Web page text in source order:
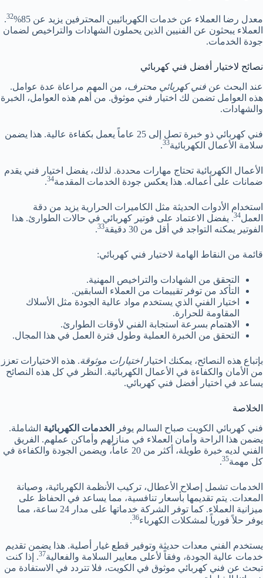
معدل رضا العملاء عن خدمات الكهربائيين المحترفين يزيد عن 85% 32
.
العملاء يبحثون عن الفنيين الذين يحملون الشهادات والتراخيص لضمان
جودة الخدمات.
نصائح لاختيار أفضل فني كهربائي
عند البحث عن فني كهربائي محترف، من المهم مراعاة عدة عوامل.
هذه العوامل تضمن لك اختيار فني موثوق. من أهم هذه العوامل، الخبرة
والشهادات.
فني كهربائي ذو خبرة تصل إلى 25 عاماً يعمل بكفاءة عالية. هذا يضمن
سلامة الأعمال الكهربائية33
.
الأعمال الكهربائية تحتاج مهارات محددة. لذلك، يفضل اختيار فني يقدم
ضمانات على أعماله. هذا يعكس جودة الخدمات المقدمة34
.
استخدام الأدوات الحديثة مثل الكاميرات الحرارية يزيد من دقة
العمل34. يفضل الاعتماد على فوتير كهربائي في حالات الطوارئ. هذا
الفوتير يمكنه التواجد في أقل من 30 دقيقة
33
.
قائمة من النقاط الهامة لاختيار فني كهربائي:
التحقق من الشهادات والتراخيص المهنية.
التأكد من توفر تقييمات من العملاء السابقين.
اختيار الفني الذي يستخدم مواد عالية الجودة مثل الأسلاك
المقاومة للحرارة.
الاهتمام بسرعة استجابة الفني لأوقات الطوارئ.
التحقق من الخبرة العملية وطول فترة العمل في هذا المجال.
بإتباع هذه النصائح، يمكنك اختياراختيارات موثوقة. هذه الاختيارات تعزز
من الأمان والكفاءة في الأعمال الكهربائية. النظر في كل هذه النصائح
يساعد في اختيار أفضل فني كهربائي.
الخلاصة
فني كهربائي الكويت صباح السالم يوفر
الخدمات الكهربائية الشاملة.
يضمن هذا الراحة وأمان العملاء في منازلهم وأماكن عملهم. الفريق
الفني لديه خبرة طويلة، أكثر من 20 عاماً، ويضمن الجودة والكفاءة في
كل مهمة35
.
الخدمات تشمل إصلاح الأعطال، تركيب الأنظمة الكهربائية، وصيانة
المعدات. يتم تقديمها بأسعار تنافسية، مما يساعد في الحفاظ على
ميزانية العملاء. كما توفر الشركة خدماتها على مدار 24 ساعة، مما
يوفر حلاً فورياً لمشكلات الكهرباء36
.
يستخدم الفني معدات حديثة وتوفير قطع غيار أصلية. هذا يضمن تقديم
خدمات عالية الجودة، وفقاً لأعلى معايير السلامة والفعالية37. إذا كنت
تبحث عن فني كهربائي موثوق في الكويت، فلا تتردد في الاستفادة من